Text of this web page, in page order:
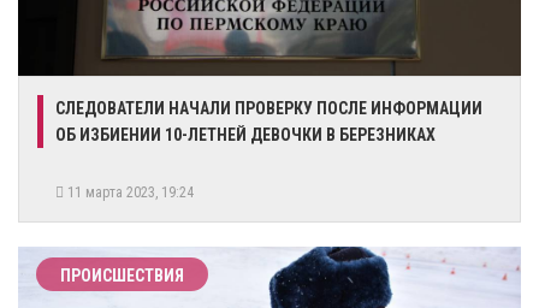
СЛЕДОВАТЕЛИ НАЧАЛИ ПРОВЕРКУ ПОСЛЕ ИНФОРМАЦИИ
ОБ ИЗБИЕНИИ 10-ЛЕТНЕЙ ДЕВОЧКИ В БЕРЕЗНИКАХ
11 марта 2023, 19:24
ПРОИСШЕСТВИЯ